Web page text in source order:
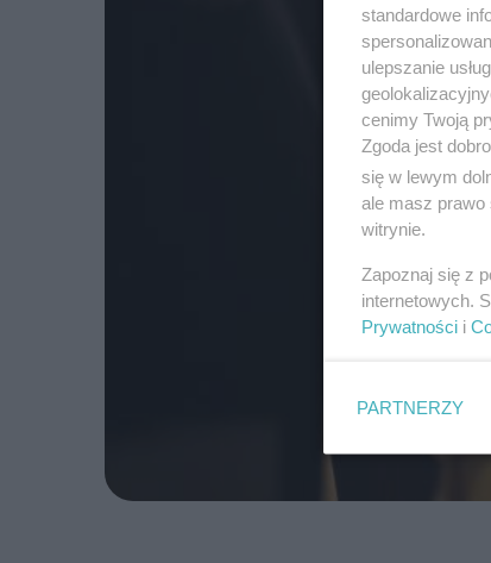
standardowe
ulepszanie
cenimy Twoją
Zgoda jest
się w lewym
ale masz prawo
witrynie.
Zapoznaj się z
internetowych.
Prywatności i
PARTNERZY